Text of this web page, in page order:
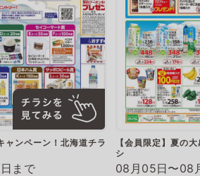
ャンペーン！北海道チラ
まで
【会員限定】夏の
シ
08月05日〜08